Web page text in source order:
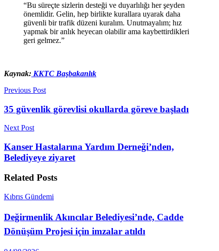
“Bu süreçte sizlerin desteği ve duyarlılığı her şeyden
önemlidir. Gelin, hep birlikte kurallara uyarak daha
güvenli bir trafik düzeni kuralım. Unutmayalım; hız
yapmak bir anlık heyecan olabilir ama kaybettirdikleri
geri gelmez.”
Kaynak: KKTC Başbakanlık
Previous Post
35 güvenlik görevlisi okullarda göreve başladı
Next Post
Kanser Hastalarına Yardım Derneği’nden,
Belediyeye ziyaret
Related Posts
Kıbrıs Gündemi
Değirmenlik Akıncılar Belediyesi’nde, Cadde
Dönüşüm Projesi için imzalar atıldı